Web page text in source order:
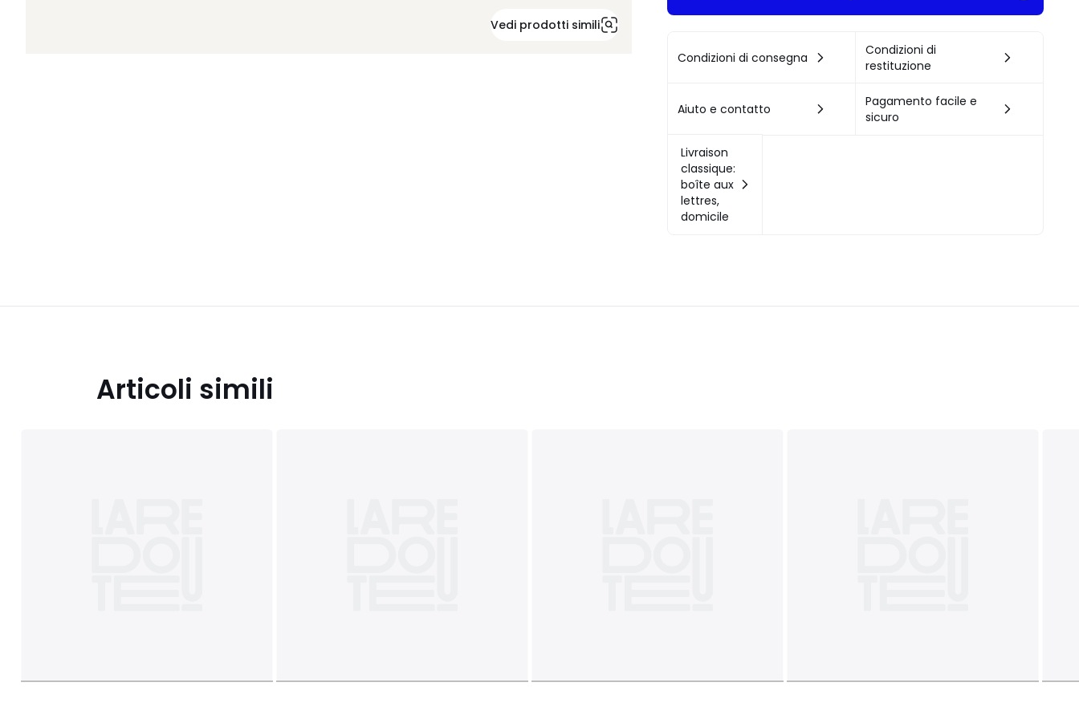
Vedi prodotti simili
Condizioni di consegna
Condizioni di
restituzione
Aiuto e contatto
Pagamento facile e
sicuro
Livraison
classique:
boîte aux
lettres,
domicile
Articoli simili